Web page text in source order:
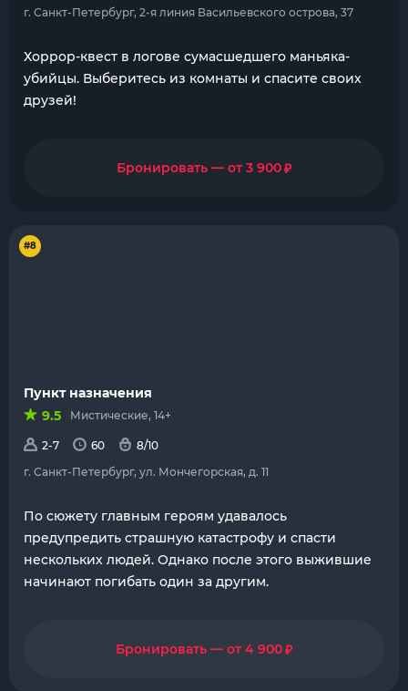
г. Санкт-Петербург, 2-я линия Васильевского острова, 37
Хоррор-квест в логове сумасшедшего маньяка-
убийцы. Выберитесь из комнаты и спасите своих
друзей!
Бронировать — от 3 900₽
#8
Пункт назначения
9.5
Мистические, 14+
2-7 60
8/10
г. Санкт-Петербург, ул. Мончегорская, д. 11
По сюжету главным героям удавалось
предупредить страшную катастрофу и спасти
нескольких людей. Однако после этого выжившие
начинают погибать один за другим.
Бронировать — от 4 900₽